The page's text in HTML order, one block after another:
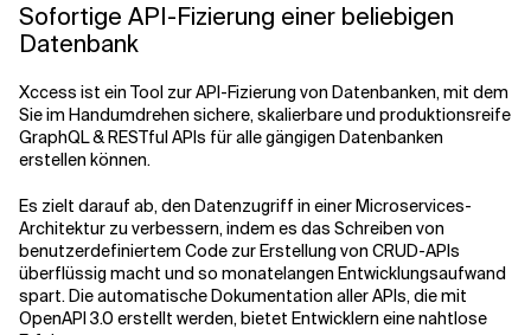
Sofortige API-Fizierung einer beliebigen
Datenbank
Xccess ist ein Tool zur API-Fizierung von Datenbanken, mit dem
Sie im Handumdrehen sichere, skalierbare und produktionsreife
GraphQL & RESTful APIs für alle gängigen Datenbanken
erstellen können.
Es zielt darauf ab, den Datenzugriff in einer Microservices-
Architektur zu verbessern, indem es das Schreiben von
benutzerdefiniertem Code zur Erstellung von CRUD-APIs
überflüssig macht und so monatelangen Entwicklungsaufwand
spart. Die automatische Dokumentation aller APIs, die mit
OpenAPI 3.0 erstellt werden, bietet Entwicklern eine nahtlose